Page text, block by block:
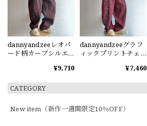
CATEGORY
New item（新作一週間限定10％OFF）
dannyandzeeレオパ
ード柄カーブシルエ
¥9,710
dannyandzeeグラフ
ィックプリントチェ
¥7,460